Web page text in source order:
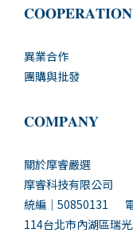
𝐂𝐎𝐎𝐏𝐄𝐑𝐀𝐓𝐈𝐎𝐍
異業合作
團購與批發
𝐂𝐎𝐌𝐏𝐀𝐍𝐘
關於摩睿嚴選
摩睿科技有限公司
統編｜50850131
114台北市內湖區瑞